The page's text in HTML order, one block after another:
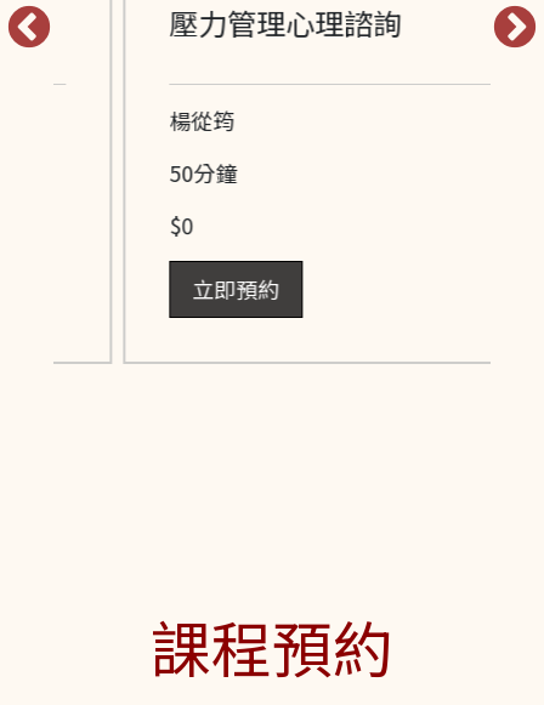
壓力管理心理諮詢
楊從筠
50分鐘
立即預約
課程預約